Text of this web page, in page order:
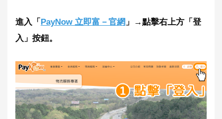
進入「PayNow 立即富－官網 」→點擊右上方「登
入」按鈕。